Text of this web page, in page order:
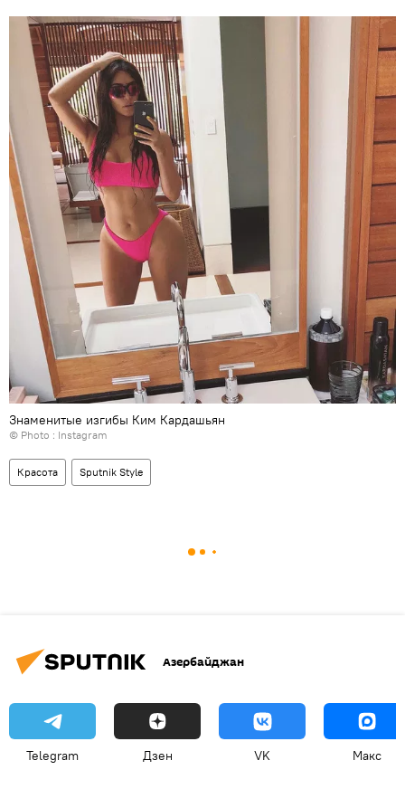
Знаменитые изгибы Ким Кардашьян
© Photo : Instagram
Красота Sputnik Style
Азербайджан
Telegram Дзен VK Макс